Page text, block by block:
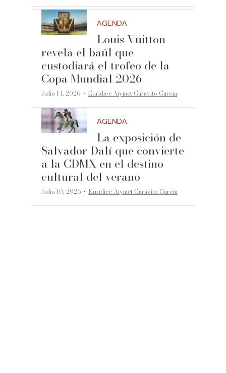
AGENDA
Louis Vuitton
revela el baúl que
custodiará el trofeo de la
Copa Mundial 2026
Julio 14, 2026 ·Eurídice Aiymet Garavito García
AGENDA
La exposición de
Salvador Dalí que convierte
a la CDMX en el destino
cultural del verano
Julio 10, 2026 ·Eurídice Aiymet Garavito García